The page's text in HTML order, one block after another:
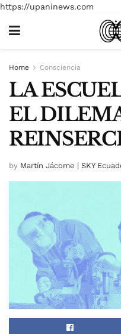
https://upaninews.com
Home Consciencia
LA
EL
by Martín Jácome | SKY